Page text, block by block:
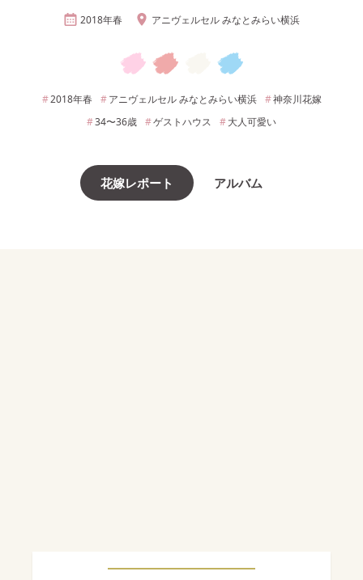
2018年春 アニヴェルセル みなとみらい横浜
2018年春 アニヴェルセル みなとみらい横浜 神奈川花嫁
34〜36歳 ゲストハウス 大人可愛い
花嫁レポート アルバム